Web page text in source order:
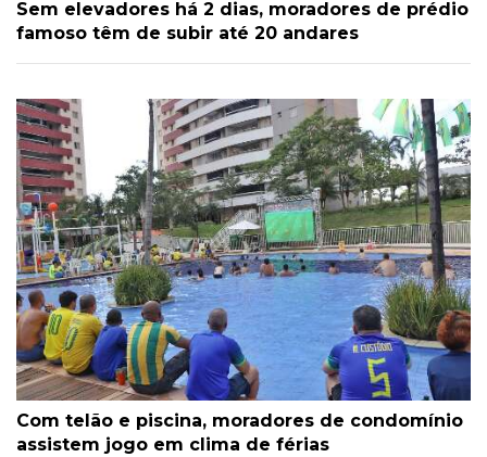
Sem elevadores há 2 dias, moradores de prédio
famoso têm de subir até 20 andares
Com telão e piscina, moradores de condomínio
assistem jogo em clima de férias